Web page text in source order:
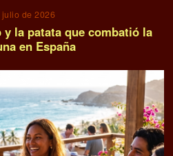
julio de 2026
la patata que combatió la
en España